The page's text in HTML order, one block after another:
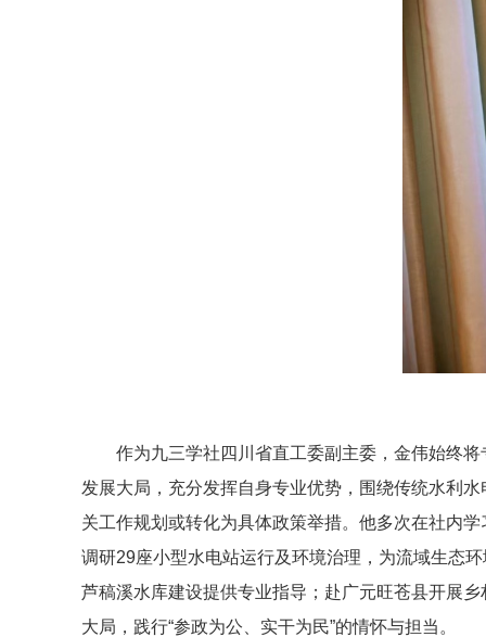
作为九三学社四川省直工委副主委，金伟始终
发展大局，充分发挥自身专业优势，围绕传统水利
关工作规划或转化为具体政策举措。他多次在社内
调研29座小型水电站运行及环境治理，为流域生态
芦稿溪水库建设提供专业指导；赴广元旺苍县开展
大局，践行“参政为公、实干为民”的情怀与担当。